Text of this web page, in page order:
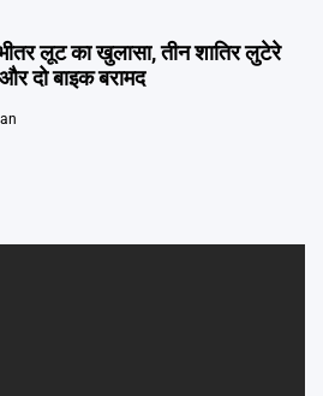
लूट का खुलासा, तीन शातिर लुटेरे
दो बाइक बरामद